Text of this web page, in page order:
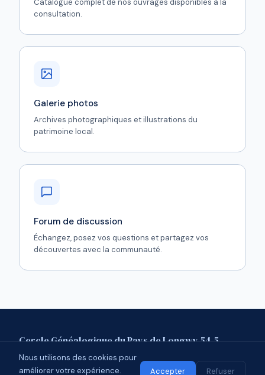
consultation.
Galerie photos
Archives photographiques et illustrations du
patrimoine local.
Forum de discussion
Échangez, posez vos questions et partagez vos
découvertes avec la communauté.
Cercle Généalogique du Pays de Longwy 54.5
Mentions légalesContactForum
© 2026 CGPL 54.5 · Affilié à l'UCGL
Nous utilisons des cookies pour
améliorer votre expérience.
Accepter Refuser